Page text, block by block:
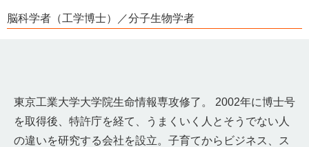
脳科学者（工学博士）／分子生物学者
東京工業大学大学院生命情報専攻修了。 2002年に博士号
を取得後、特許庁を経て、うまくいく人とそうでない人
の違いを研究する会社を設立。子育てからビジネス、ス